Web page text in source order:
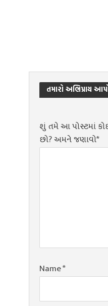
તમારો અભિપ્રાય
શું તમે આ પોસ્ટમાં
છો? અમને જણાવો*
Name*